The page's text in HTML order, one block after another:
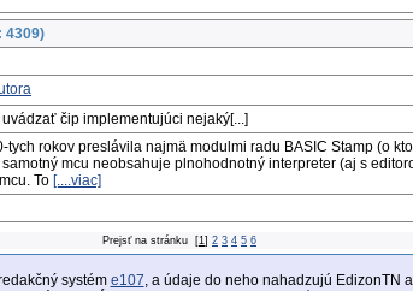
4309)
čip implementujúci nejaký[...]
rokov preslávila najmä modulmi radu BASIC Stamp (o
mcu neobsahuje plnohodnotný interpreter (aj s
To [....viac]
Prejsť na stránku [1] 2 3 4 5 6
systém e107, a údaje do neho nahadzujú EdizonTN